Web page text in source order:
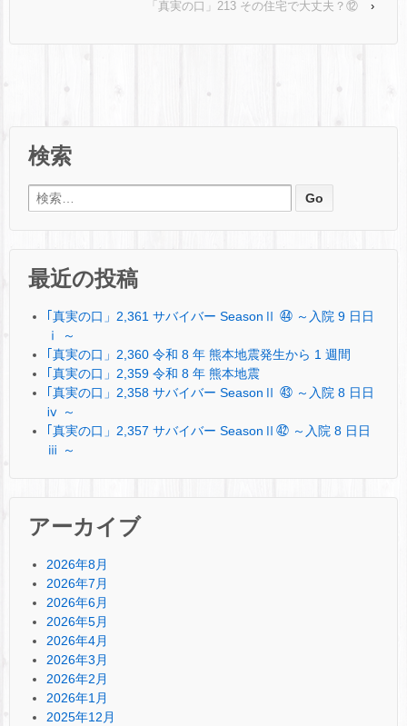
「真実の口」213 その住宅で大丈夫？⑫ ›
検索
検索:
最近の投稿
｢真実の口」2,361 サバイバー SeasonⅡ ㊹ ～入院 9 日日
ⅰ ～
｢真実の口」2,360 令和 8 年 熊本地震発生から 1 週間
｢真実の口」2,359 令和 8 年 熊本地震
｢真実の口」2,358 サバイバー SeasonⅡ ㊸ ～入院 8 日日
ⅳ ～
｢真実の口」2,357 サバイバー SeasonⅡ㊷ ～入院 8 日日
ⅲ ～
アーカイブ
2026年8月
2026年7月
2026年6月
2026年5月
2026年4月
2026年3月
2026年2月
2026年1月
2025年12月